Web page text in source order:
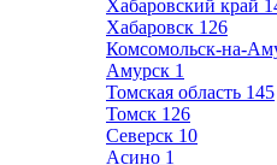
Хабаровский край
Хабаровск 126
Комсомольск-на-
Амурск 1
Томская область 145
Томск 126
Северск 10
Асино 1